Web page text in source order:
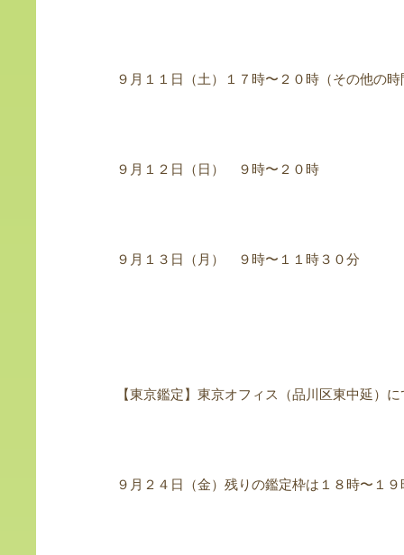
９月１１日（土）１７時〜２０時（その他の時
９月１２日（日） ９時〜２０時
９月１３日（月） ９時〜１１時３０分
【東京鑑定】東京オフィス（品川区東中延）に
９月２４日（金）残りの鑑定枠は１８時〜１